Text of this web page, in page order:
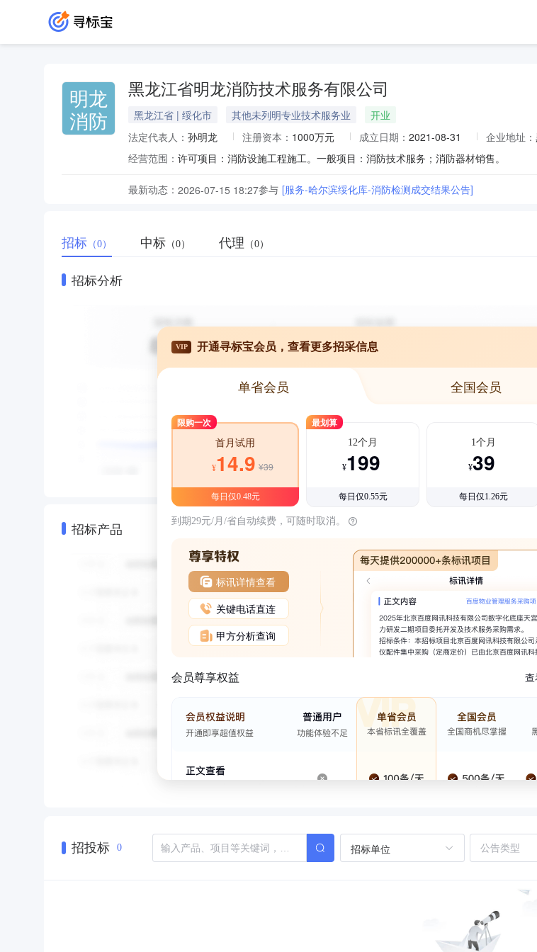
明龙
消防
黑龙江省明龙消防技术服务有限公司
黑龙江省 | 绥化市 其他未列明专业技术服务业
开业
法定代表人： 孙明龙 注册资本： 1000万元 成立日期： 2021-08-31 企业地址：
经营范围： 许可项目：消防设施工程施工。一般项目：消防技术服务；消防器材销售。
最新动态： 2026-07-15 18:27参与 [服务-哈尔滨绥化库-消防检测成交结果公告]
招标 （0） 中标 （0） 代理 （0）
招标分析
招标产品
VIP 开通寻标宝会员，查看更多招采信息
单省会员 全国会员
限购一次
首月试用
¥14.9 ¥39
每日仅0.48元
最划算
12个月
¥199
每日仅0.55元
1个月
¥39
每日仅1.26元
到期29元/月/省自动续费，可随时取消。
标讯详情查看
关键电话直连
甲方分析查询
会员尊享权益
招投标 0 招标单位